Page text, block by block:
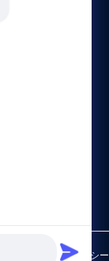
プライバシーポリシー